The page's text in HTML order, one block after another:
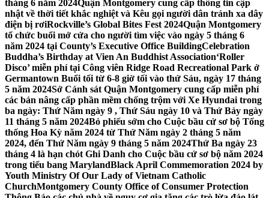
tháng 6 năm 2024Quận Montgomery cung cấp thông tin cập
nhật về thời tiết khắc nghiệt và Kêu gọi người dân tránh xa dây
điện bị rơiRockville’s Global Bites Fest 2024Quận Montgomery
tổ chức buổi mở cửa cho người tìm việc vào ngày 5 tháng 6
năm 2024 tại County’s Executive Office BuildingCelebration
Buddha’s Birthday at Vien An Buddhist Association‘Roller
Disco’ miễn phí tại Công viên Ridge Road Recreational Park ở
Germantown Buổi tối từ 6-8 giờ tối vào thứ Sáu, ngày 17 tháng
5 năm 2024Sở Cảnh sát Quận Montgomery cung cấp miễn phí
các bản nâng cấp phần mềm chống trộm với Xe Hyundai trong
ba ngày: Thứ Năm ngày 9 , Thứ Sáu ngày 10 và Thứ Bảy ngày
11 tháng 5 năm 2024Bỏ phiếu sớm cho Cuộc bầu cử sơ bộ Tổng
thống Hoa Kỳ năm 2024 từ Thứ Năm ngày 2 tháng 5 năm
2024, đến Thứ Năm ngày 9 tháng 5 năm 2024Thứ Ba ngày 23
tháng 4 là hạn chót Ghi Danh cho Cuộc bầu cử sơ bộ năm 2024
trong tiểu bang MarylandBlack April Commemoration 2024 by
Youth Ministry Of Our Lady of Vietnam Catholic
ChurchMontgomery County Office of Consumer Protection